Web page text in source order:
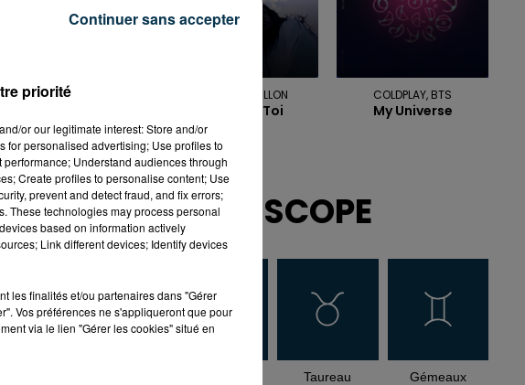
ADELE CASTILLON
Ete Avec Toi
COLDPLAY, BTS
My Universe
HOROSCOPE
Taureau Gémeaux
priorité
or our legitimate interest: Store and/or
for personalised advertising; Use profiles to
Understand audiences through
Create profiles to personalise content; Use
prevent and detect fraud, and fix errors;
These technologies may process personal
based on information actively
Link different devices; Identify devices
les finalités et/ou partenaires dans "Gérer
Vos préférences ne s'appliqueront que pour
via le lien "Gérer les cookies" situé en
Continuer sans accepter